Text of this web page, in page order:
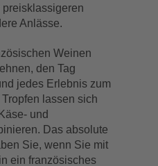
Anlässe.
Weinen
den Tag
jedes Erlebnis zum
lassen sich
und
Das absolute
Sie, wenn Sie mit
ein französisches